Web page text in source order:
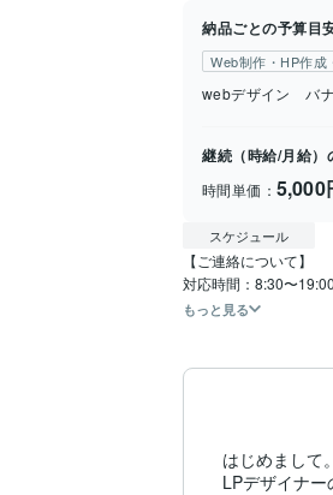
納品ごとの予算目
Web制作・HP作成
webデザイン バ
継続（時給/月給）
時間単価： 5,000
スケジュール
【ご連絡について】
もっと見る
はじめまして。
LPデザイナー